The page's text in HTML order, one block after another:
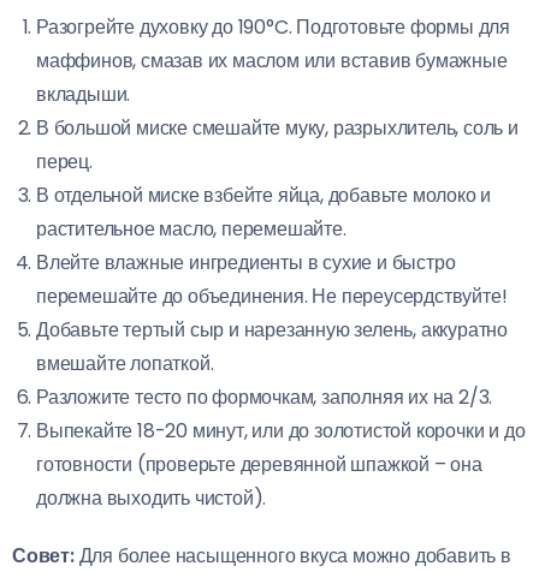
Разогрейте духовку до 190°C. Подготовьте формы для
маффинов, смазав их маслом или вставив бумажные
вкладыши.
В большой миске смешайте муку, разрыхлитель, соль и
перец.
В отдельной миске взбейте яйца, добавьте молоко и
растительное масло, перемешайте.
Влейте влажные ингредиенты в сухие и быстро
перемешайте до объединения. Не переусердствуйте!
Добавьте тертый сыр и нарезанную зелень, аккуратно
вмешайте лопаткой.
Разложите тесто по формочкам, заполняя их на 2/3.
Выпекайте 18-20 минут, или до золотистой корочки и до
готовности (проверьте деревянной шпажкой – она
должна выходить чистой).
Совет:Для более насыщенного вкуса можно добавить в